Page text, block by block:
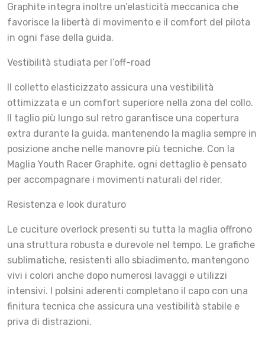
Graphite integra inoltre un’elasticità meccanica che
favorisce la libertà di movimento e il comfort del pilota
in ogni fase della guida.
Vestibilità studiata per l’off-road
Il colletto elasticizzato assicura una vestibilità
ottimizzata e un comfort superiore nella zona del collo.
Il taglio più lungo sul retro garantisce una copertura
extra durante la guida, mantenendo la maglia sempre in
posizione anche nelle manovre più tecniche. Con la
Maglia Youth Racer Graphite, ogni dettaglio è pensato
per accompagnare i movimenti naturali del rider.
Resistenza e look duraturo
Le cuciture overlock presenti su tutta la maglia offrono
una struttura robusta e durevole nel tempo. Le grafiche
sublimatiche, resistenti allo sbiadimento, mantengono
vivi i colori anche dopo numerosi lavaggi e utilizzi
intensivi. I polsini aderenti completano il capo con una
finitura tecnica che assicura una vestibilità stabile e
priva di distrazioni.